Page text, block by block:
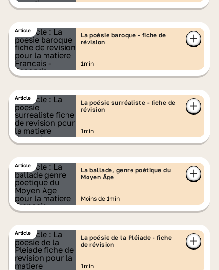
Article
La poésie baroque - fiche de
révision
1min
Article
La poésie surréaliste - fiche de
révision
1min
Article
La ballade, genre poétique du
Moyen Âge
Moins de 1min
Article
La poésie de la Pléiade - fiche
de révision
1min